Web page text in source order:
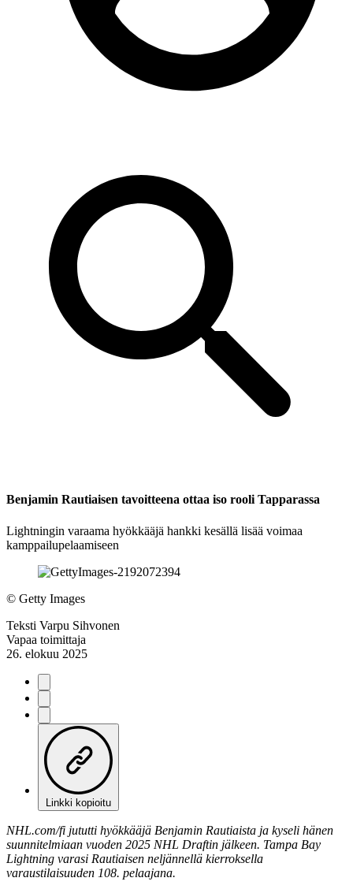
Benjamin Rautiaisen tavoitteena ottaa iso rooli Tapparassa
Lightningin varaama hyökkääjä hankki kesällä lisää voimaa
kamppailupelaamiseen
© Getty Images
Teksti Varpu Sihvonen
Vapaa toimittaja
26. elokuu 2025
Linkki kopioitu
NHL.com/fi jututti hyökkääjä Benjamin Rautiaista ja kyseli hänen
suunnitelmiaan vuoden 2025 NHL Draftin jälkeen. Tampa Bay
Lightning varasi Rautiaisen neljännellä kierroksella
varaustilaisuuden 108. pelaajana.